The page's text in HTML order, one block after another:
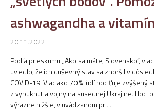
ashwagandha a
20.11.2022
Podľa prieskumu ,,Ako sa máte, Slovensko“,
uviedlo, že ich duševný stav sa zhoršil v
COVID-19. Viac ako 70 % ľudí pociťuje zvýšený
z vypuknutia vojny na susednej Ukrajine. Hoci
výrazne nižšie, v uvádzanom pri...